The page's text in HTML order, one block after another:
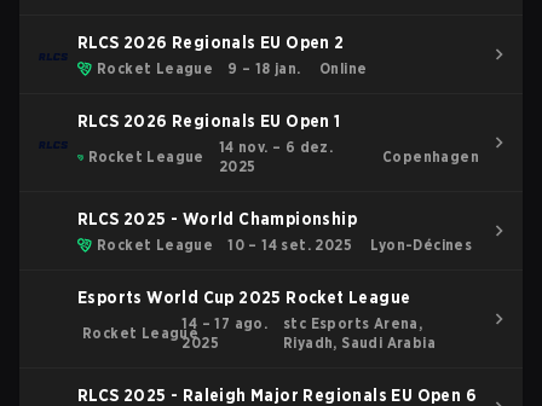
RLCS 2026 Regionals EU Open 2
Rocket League 9 – 18 jan. Online
RLCS 2026 Regionals EU Open 1
Rocket League
14 nov. – 6 dez.
2025
Copenhagen
RLCS 2025 - World Championship
Rocket League 10 – 14 set. 2025 Lyon-Décines
Esports World Cup 2025 Rocket League
Rocket League
14 – 17 ago.
2025
stc Esports Arena,
Riyadh, Saudi Arabia
RLCS 2025 - Raleigh Major Regionals EU Open 6